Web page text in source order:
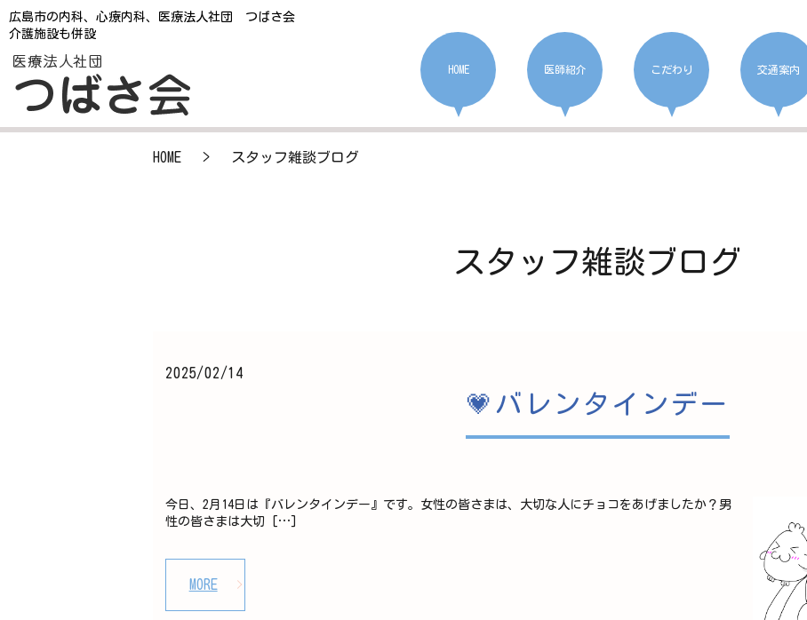
広島市の内科、心療内科、医療法人社団 つばさ会
介護施設も併設
HOME 医師紹介 こだわり 交通案内
HOME スタッフ雑談ブログ
スタッフ雑談ブログ
2025/02/14
💗バレンタインデー
今日、2月14日は『バレンタインデー』です。女性の皆さまは、大切な人にチョコをあげましたか？男
性の皆さまは大切 […]
MORE